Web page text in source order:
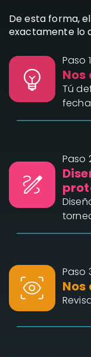
De esta forma,
exactamente lo
Paso 1
Tú
Paso
Paso